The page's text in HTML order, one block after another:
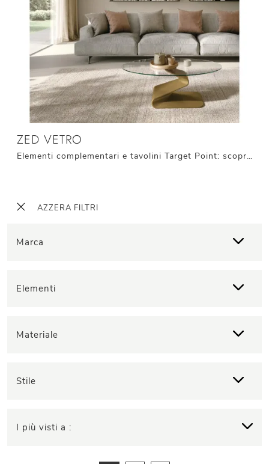
AZZERA FILTRI
Marca
Elementi
Materiale
Stile
I più visti a :
ZED VETRO
Elementi complementari e tavolini Target Point: scopri come valorizzare i tuoi interni design con il modello Zed Vetro.